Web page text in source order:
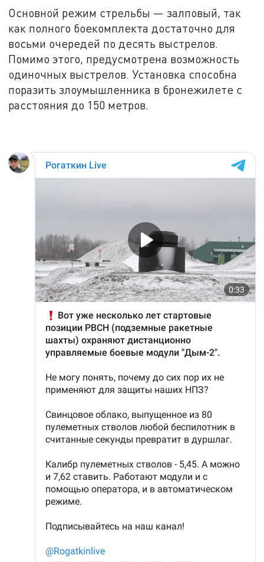
Основной режим стрельбы — залповый, так
как полного боекомплекта достаточно для
восьми очередей по десять выстрелов.
Помимо этого, предусмотрена возможность
одиночных выстрелов. Установка способна
поразить злоумышленника в бронежилете с
расстояния до 150 метров.